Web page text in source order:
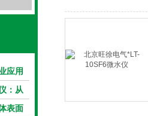
应用
：从
表面